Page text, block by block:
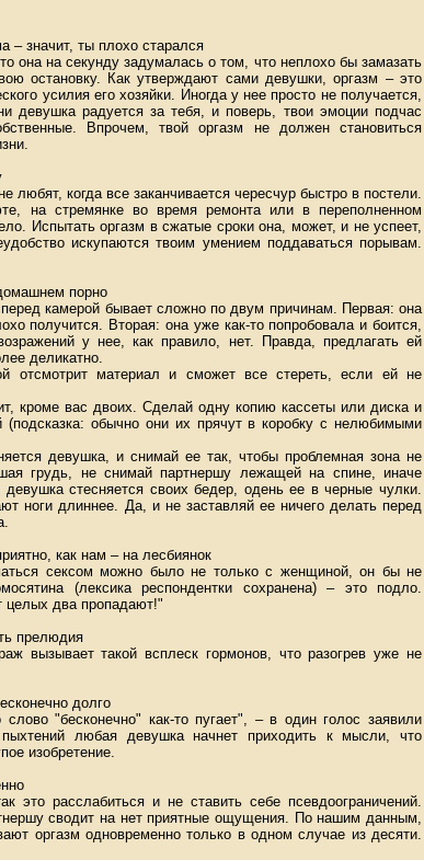
– значит, ты плохо старался
она на секунду задумалась о том, что неплохо бы замазать
остановку. Как утверждают сами девушки, оргазм – это
усилия его хозяйки. Иногда у нее просто не получается,
девушка радуется за тебя, и поверь, твои эмоции подчас
Впрочем, твой оргазм не должен становиться
когда все заканчивается чересчур быстро в постели.
на стремянке во время ремонта или в переполненном
Испытать оргазм в сжатые сроки она, может, и не успеет,
искупаются твоим умением поддаваться порывам.
порно
перед камерой бывает сложно по двум причинам. Первая: она
получится. Вторая: она уже как-то попробовала и боится,
у нее, как правило, нет. Правда, предлагать ей
деликатно.
отсмотрит материал и сможет все стереть, если ей не
кроме вас двоих. Сделай одну копию кассеты или диска и
обычно они их прячут в коробку с нелюбимыми
девушка, и снимай ее так, чтобы проблемная зона не
грудь, не снимай партнершу лежащей на спине, иначе
стесняется своих бедер, одень ее в черные чулки.
ноги длиннее. Да, и не заставляй ее ничего делать перед
как нам – на лесбиянок
сексом можно было не только с женщиной, он бы не
(лексика респондентки сохранена) – это подло.
целых два пропадают!"
прелюдия
вызывает такой всплеск гормонов, что разогрев уже не
долго
"бесконечно" как-то пугает", – в один голос заявили
любая девушка начнет приходить к мысли, что
изобретение.
это расслабиться и не ставить себе псевдоограничений.
сводит на нет приятные ощущения. По нашим данным,
оргазм одновременно только в одном случае из десяти.